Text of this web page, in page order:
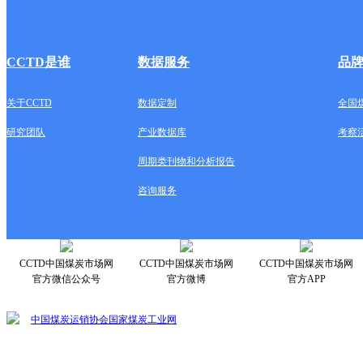
CCTD是谁 数据服务 品
关于CCTD 数据定制 全国
研究团队 产业数据库 考察
周期类刊物和分析报告
咨询服务
CCTD中国煤炭市场网
官方微信公众号
CCTD中国煤炭市场网
官方微博
CCTD中国煤炭市场网
官方APP
中国煤炭运销协会国家煤炭工业网